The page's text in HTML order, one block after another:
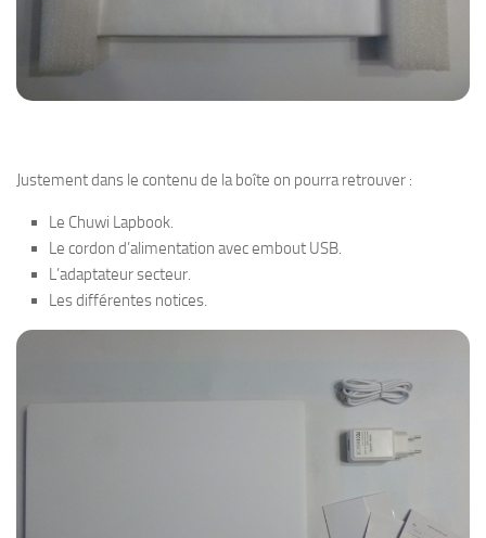
Justement dans le contenu de la boîte on pourra retrouver :
Le Chuwi Lapbook.
Le cordon d’alimentation avec embout USB.
L’adaptateur secteur.
Les différentes notices.